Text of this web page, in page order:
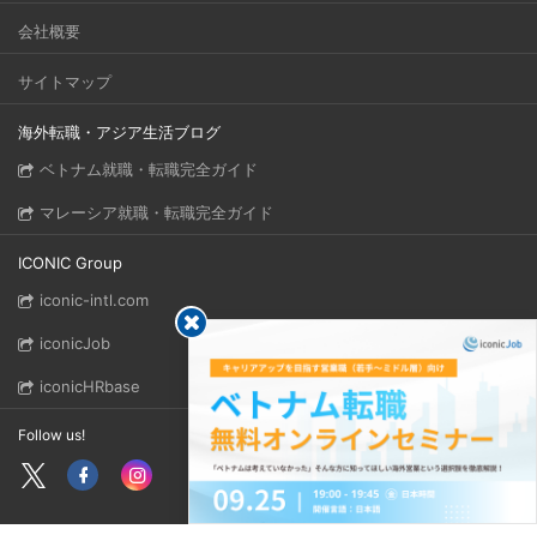
会社概要
サイトマップ
海外転職・アジア生活ブログ
ベトナム就職・転職完全ガイド
マレーシア就職・転職完全ガイド
ICONIC Group
iconic-intl.com
iconicJob
iconicHRbase
Follow us!